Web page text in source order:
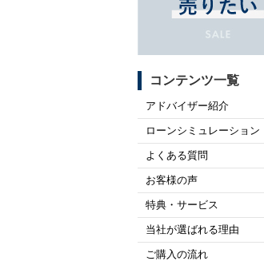
コンテンツ一覧
アドバイザー紹介
ローンシミュレーション
よくある質問
お客様の声
特典・サービス
当社が選ばれる理由
ご購入の流れ